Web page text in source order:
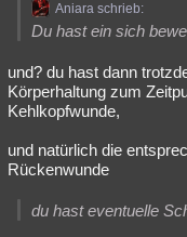
Aniara schrieb:
Du hast ein sich
und? du hast dann
Körperhaltung zum
Kehlkopfwunde,
und natürlich die
Rückenwunde
du hast eventuelle